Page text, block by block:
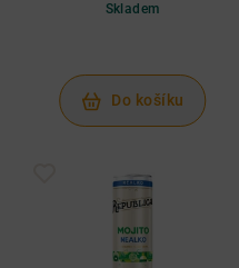
Skladem
Do košíku